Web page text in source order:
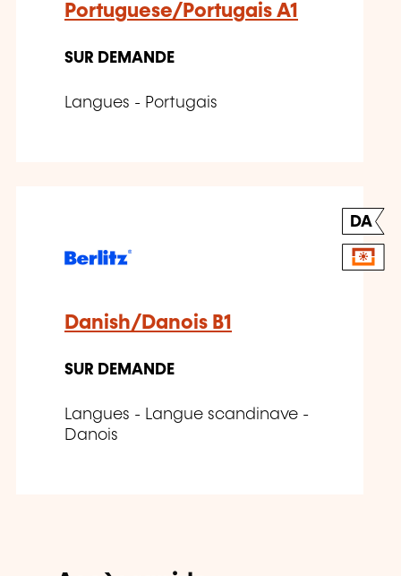
Portuguese/Portugais A1
SUR DEMANDE
Langues - Portugais
DA
Danish/Danois B1
SUR DEMANDE
Langues - Langue scandinave -
Danois